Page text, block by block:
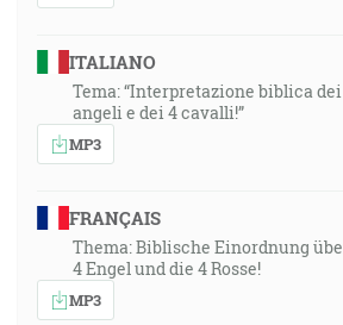
ITALIANO
Tema: “Interpretazione biblica
angeli e dei 4 cavalli!”
MP3
FRANÇAIS
Thema: Biblische Einordnung
4 Engel und die 4 Rosse!
MP3